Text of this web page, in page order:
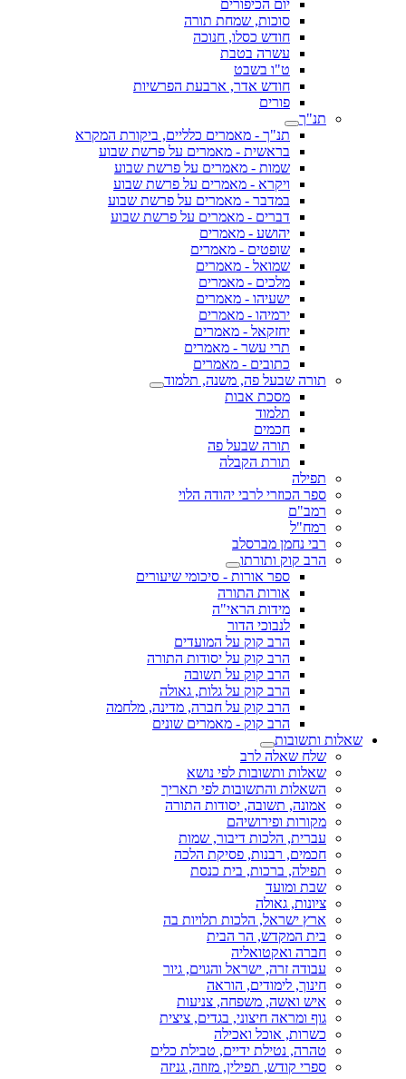
יום הכיפורים
סוכות, שמחת תורה
חודש כסלו, חנוכה
עשרה בטבת
ט"ו בשבט
חודש אדר, ארבעת הפרשיות
פורים
תנ"ך
תנ"ך - מאמרים כלליים, ביקורת המקרא
בראשית - מאמרים על פרשת שבוע
שמות - מאמרים על פרשת שבוע
ויקרא - מאמרים על פרשת שבוע
במדבר - מאמרים על פרשת שבוע
דברים - מאמרים על פרשת שבוע
יהושע - מאמרים
שופטים - מאמרים
שמואל - מאמרים
מלכים - מאמרים
ישעיהו - מאמרים
ירמיהו - מאמרים
יחזקאל - מאמרים
תרי עשר - מאמרים
כתובים - מאמרים
תורה שבעל פה, משנה, תלמוד
מסכת אבות
תלמוד
חכמים
תורה שבעל פה
תורת הקבלה
תפילה
ספר הכוזרי לרבי יהודה הלוי
רמב"ם
רמח"ל
רבי נחמן מברסלב
הרב קוק ותורתו
ספר אורות - סיכומי שיעורים
אורות התורה
מידות הראי"ה
לנבוכי הדור
הרב קוק על המועדים
הרב קוק על יסודות התורה
הרב קוק על תשובה
הרב קוק על גלות, גאולה
הרב קוק על חברה, מדינה, מלחמה
הרב קוק - מאמרים שונים
שאלות ותשובות
שלח שאלה לרב
שאלות ותשובות לפי נושא
השאלות והתשובות לפי תאריך
אמונה, תשובה, יסודות התורה
מקורות ופירושיהם
עברית, הלכות דיבור, שמות
חכמים, רבנות, פסיקת הלכה
תפילה, ברכות, בית כנסת
שבת ומועד
ציונות, גאולה
ארץ ישראל, הלכות תלויות בה
בית המקדש, הר הבית
חברה ואקטואליה
עבודה זרה, ישראל והגוים, גיור
חינוך, לימודים, הוראה
איש ואשה, משפחה, צניעות
גוף ומראה חיצוני, בגדים, ציצית
כשרות, אוכל ואכילה
טהרה, נטילת ידיים, טבילת כלים
ספרי קודש, תפילין, מזוזה, גניזה